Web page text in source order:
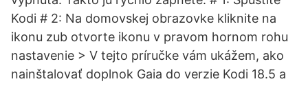
Kodi # 2: Na domovskej obrazovke kliknite na
ikonu zub otvorte ikonu v pravom hornom rohu
nastavenie > V tejto príručke vám ukážem, ako
nainštalovať doplnok Gaia do verzie Kodi 18.5 a